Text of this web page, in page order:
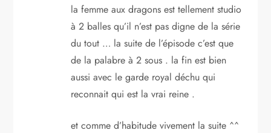
la femme aux dragons est tellement studio
à 2 balles qu’il n’est pas digne de la série
du tout … la suite de l’épisode c’est que
de la palabre à 2 sous . la fin est bien
aussi avec le garde royal déchu qui
reconnait qui est la vrai reine .
et comme d’habitude vivement la suite ^^